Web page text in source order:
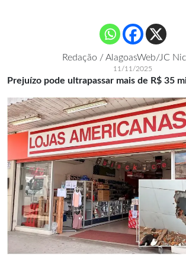
Redação / AlagoasWeb/JC
11/11/2025
Prejuízo pode ultrapassar mais de R$ 35